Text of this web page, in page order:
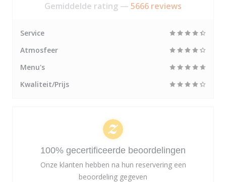
Gemiddelde rating — 5666 reviews
Service
Atmosfeer
Menu's
Kwaliteit/Prijs
100% gecertificeerde beoordelingen
Onze klanten hebben na hun reservering een
beoordeling gegeven